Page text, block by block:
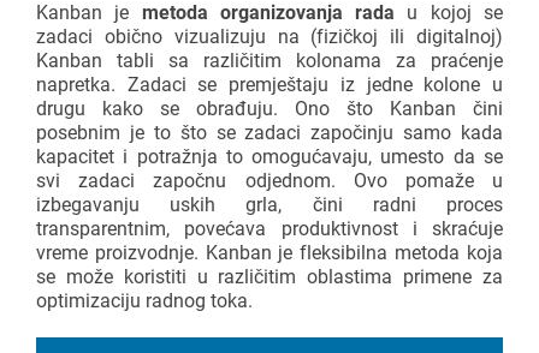
Kanban je metoda organizovanja rada u kojoj se
zadaci obično vizualizuju na (fizičkoj ili digitalnoj)
Kanban tabli sa različitim kolonama za praćenje
napretka. Zadaci se premještaju iz jedne kolone u
drugu kako se obrađuju. Ono što Kanban čini
posebnim je to što se zadaci započinju samo kada
kapacitet i potražnja to omogućavaju, umesto da se
svi zadaci započnu odjednom. Ovo pomaže u
izbegavanju uskih grla, čini radni proces
transparentnim, povećava produktivnost i skraćuje
vreme proizvodnje. Kanban je fleksibilna metoda koja
se može koristiti u različitim oblastima primene za
optimizaciju radnog toka.